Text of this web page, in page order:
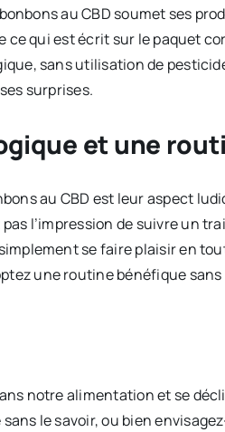
au CBD soumet ses
qui est écrit sur le paquet
sans utilisation de
surprises.
et une
au CBD est leur aspect
l’impression de suivre un
se faire plaisir en
une routine bénéfique
notre alimentation et se
le savoir, ou bien